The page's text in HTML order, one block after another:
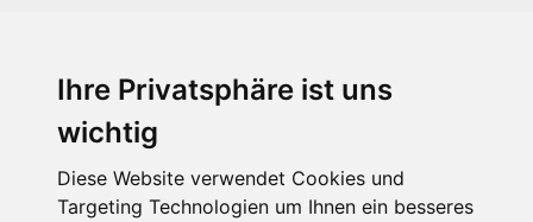
Ihre Privatsphäre ist uns
wichtig
Diese Website verwendet Cookies und
Targeting Technologien um Ihnen ein besseres
KIRCHE IN NOT - Österreich
kin@kircheinnot.at